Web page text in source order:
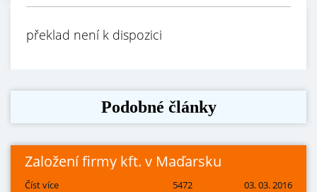
překlad není k dispozici
Podobné články
Založení firmy kft. v Maďarsku
Číst více 5472 03. 03. 2016